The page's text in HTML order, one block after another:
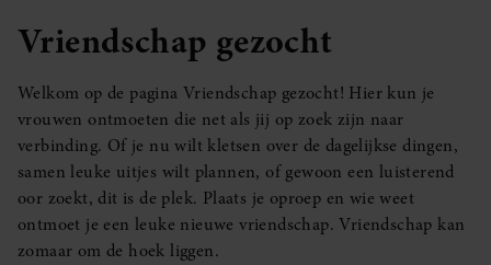
Vriendschap gezocht
Welkom op de pagina Vriendschap gezocht! Hier kun je
vrouwen ontmoeten die net als jij op zoek zijn naar
verbinding. Of je nu wilt kletsen over de dagelijkse dingen,
samen leuke uitjes wilt plannen, of gewoon een luisterend
oor zoekt, dit is de plek. Plaats je oproep en wie weet
ontmoet je een leuke nieuwe vriendschap. Vriendschap kan
zomaar om de hoek liggen.